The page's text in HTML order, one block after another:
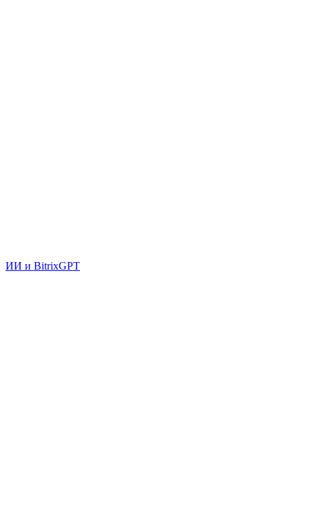
ИИ и BitrixGPT